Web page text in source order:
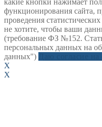
функционирования сайта,
проведения
не хотите, чтобы ваши
(требование ФЗ №152.
персональных данных на
данных")
X
X